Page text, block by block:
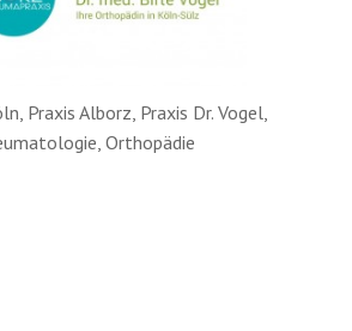
Praxis Alborz, Praxis Dr. Vogel,
Orthopädie